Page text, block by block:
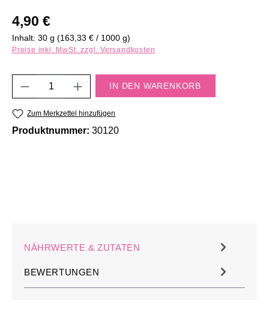
Regulärer Preis:
4,90 €
Inhalt: 30 g (163,33 € / 1000 g)
Preise inkl. MwSt. zzgl. Versandkosten
Produkt Anzahl: Gib den gewünschten
IN DEN WARENKORB
Zum Merkzettel hinzufügen
Produktnummer: 30120
NÄHRWERTE & ZUTATEN
BEWERTUNGEN